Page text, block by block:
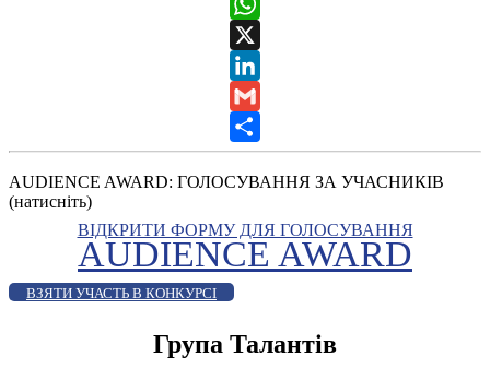
WhatsApp
X
LinkedIn
Gmail
Share
AUDIENCE AWARD: ГОЛОСУВАННЯ ЗА УЧАСНИКІВ
(натисніть)
ВІДКРИТИ ФОРМУ ДЛЯ ГОЛОСУВАННЯ
AUDIENCE AWARD
ВЗЯТИ УЧАСТЬ В КОНКУРСІ
Група Талантів